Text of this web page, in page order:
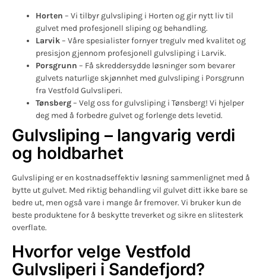
Horten – Vi tilbyr gulvsliping i Horten og gir nytt liv til
gulvet med profesjonell sliping og behandling.
Larvik– Våre spesialister fornyer tregulv med kvalitet og
presisjon gjennom profesjonell gulvsliping i Larvik.
Porsgrunn – Få skreddersydde løsninger som bevarer
gulvets naturlige skjønnhet med gulvsliping i Porsgrunn
fra Vestfold Gulvsliperi.
Tønsberg– Velg oss for gulvsliping i Tønsberg! Vi hjelper
deg med å forbedre gulvet og forlenge dets levetid.
Gulvsliping – langvarig verdi
og holdbarhet
Gulvsliping er en kostnadseffektiv løsning sammenlignet med å
bytte ut gulvet. Med riktig behandling vil gulvet ditt ikke bare se
bedre ut, men også vare i mange år fremover. Vi bruker kun de
beste produktene for å beskytte treverket og sikre en slitesterk
overflate.
Hvorfor velge Vestfold
Gulvsliperi i Sandefjord?